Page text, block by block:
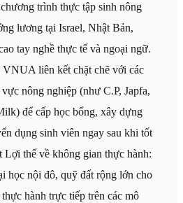
trình thực tập sinh nông
lương tại Israel, Nhật Bản,
tay nghề thực tế và ngoại ngữ.
VNUA liên kết chặt chẽ với các
nông nghiệp (như C.P, Japfa,
để cấp học bổng, xây dựng
dụng sinh viên ngay sau khi tốt
thế về không gian thực hành:
học nội đô, quỹ đất rộng lớn cho
hành trực tiếp trên các mô